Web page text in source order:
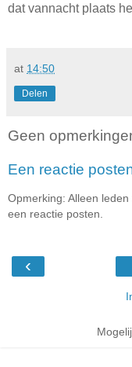
dat vannacht plaats
at 14:50
Delen
Geen
Een reactie
Opmerking: Alleen
een reactie posten.
‹